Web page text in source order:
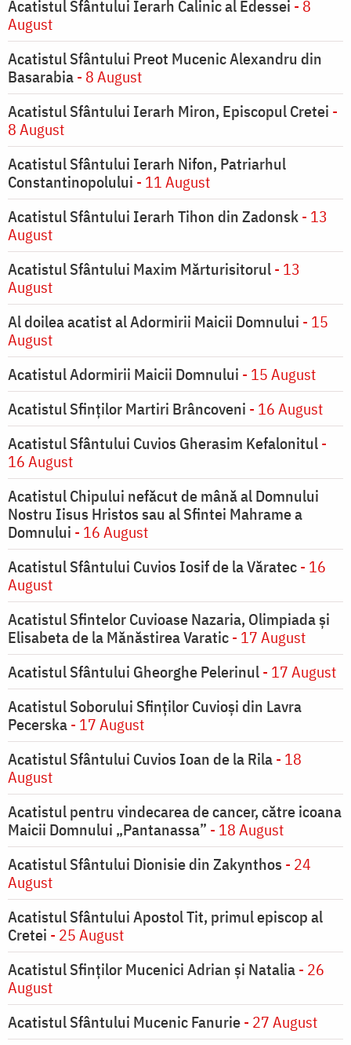
Acatistul Sfântului Ierarh Calinic al Edessei - 8
August
Acatistul Sfântului Preot Mucenic Alexandru din
Basarabia- 8 August
Acatistul Sfântului Ierarh Miron, Episcopul Cretei -
8 August
Acatistul Sfântului Ierarh Nifon, Patriarhul
Constantinopolului - 11 August
Acatistul Sfântului Ierarh Tihon din Zadonsk- 13
August
Acatistul Sfântului Maxim Mărturisitorul- 13
August
Al doilea acatist al Adormirii Maicii Domnului - 15
August
Acatistul Adormirii Maicii Domnului - 15 August
Acatistul Sfinților Martiri Brâncoveni - 16 August
Acatistul Sfântului Cuvios Gherasim Kefalonitul-
16 August
Acatistul Chipului nefăcut de mână al Domnului
Nostru Iisus Hristos sau al Sfintei Mahrame a
Domnului - 16 August
Acatistul Sfântului Cuvios Iosif de la Văratec- 16
August
Acatistul Sfintelor Cuvioase Nazaria, Olimpiada și
Elisabeta de la Mănăstirea Varatic- 17 August
Acatistul Sfântului Gheorghe Pelerinul- 17 August
Acatistul Soborului Sfinților Cuvioși din Lavra
Pecerska- 17 August
Acatistul Sfântului Cuvios Ioan de la Rila- 18
August
Acatistul pentru vindecarea de cancer, către icoana
Maicii Domnului „Pantanassa” - 18 August
Acatistul Sfântului Dionisie din Zakynthos - 24
August
Acatistul Sfântului Apostol Tit, primul episcop al
Cretei - 25 August
Acatistul Sfinților Mucenici Adrian și Natalia- 26
August
Acatistul Sfântului Mucenic Fanurie- 27 August